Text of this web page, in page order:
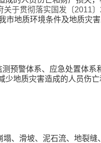
关于贯彻落实国发〔2011
市地质环境条件及地质灾
预警体系、应急处置体系
地质灾害造成的人员伤亡
、滑坡、泥石流、地裂缝